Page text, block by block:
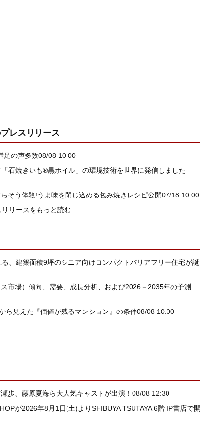
レスリリース
足の声多数08/08 10:00
石焼きいも®黒ホイル」の環境技術を世界に発信しました
そう体験!うま味を閉じ込める包み焼きレシピ公開07/18 10:00
リリースをもっと読む
、建築面積9坪のシニア向けコンパクトバリアフリー住宅が誕
市場）傾向、需要、成長分析、および2026－2035年の予測
ら見えた『価値が残るマンション』の条件08/08 10:00
歩、藤原夏海ら大人気キャストが出演！ 08/08 12:30
が2026年8月1日(土)よりSHIBUYA TSUTAYA 6階 IP書店で開